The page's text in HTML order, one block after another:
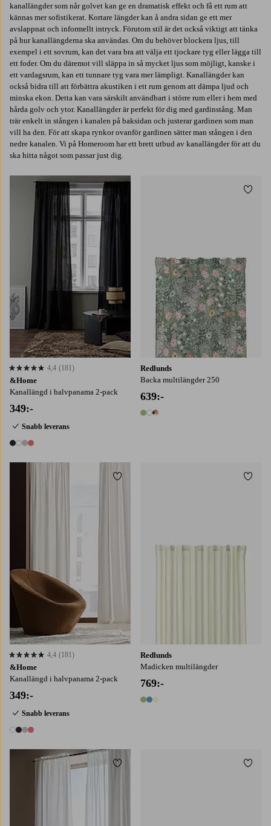
kanallängder som når golvet kan ge en dramatisk effekt och få ett rum att
kännas mer sofistikerat. Kortare längder kan å andra sidan ge ett mer
avslappnat och informellt intryck. Förutom stil är det också viktigt att tänka
på hur kanallängderna ska användas. Om du behöver blockera ljus, till
exempel i ett sovrum, kan det vara bra att välja ett tjockare tyg eller lägga till
ett foder. Om du däremot vill släppa in så mycket ljus som möjligt, kanske i
ett vardagsrum, kan ett tunnare tyg vara mer lämpligt. Kanallängder kan
också bidra till att förbättra akustiken i ett rum genom att dämpa ljud och
minska ekon. Detta kan vara särskilt användbart i större rum eller i hem med
hårda golv och ytor. Kanallängder är perfekt för dig med gardinstång. Man
trär enkelt in stången i kanalen på baksidan och justerar gardinen som man
vill ha den. För att skapa rynkor ovanför gardinen sätter man stången i den
nedre kanalen. Vi på Homeroom har ett brett utbud av kanallängder för att du
ska hitta något som passar just dig.
&Home
Kanallängd i halvpanama 2-pack
349:-
Snabb leverans
4 färger
4,4 baserat på 181 st betyg
4,4 (181)
Lägg till i favoriter
250
Redlunds
Backa multilängder 250
639:-
3 färger
&Home
Kanallängd i halvpanama 2-pack
349:-
Snabb leverans
4 färger
4,4 baserat på 181 st betyg
4,4 (181)
Lägg till i favoriter
Redlunds
Madicken multilängder
769:-
3 färger
Lägg till i favoriter